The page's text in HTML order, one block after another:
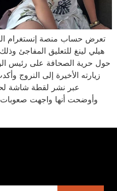
تعرض حساب منصة إنستغرام
هيلي لينغ للتعليق المفاجئ
حول حرية الصحافة على رئيس
زيارته الأخيرة إلى النروج
عبر نشر لقطة شاشة
وأوضحت أنها واجهت